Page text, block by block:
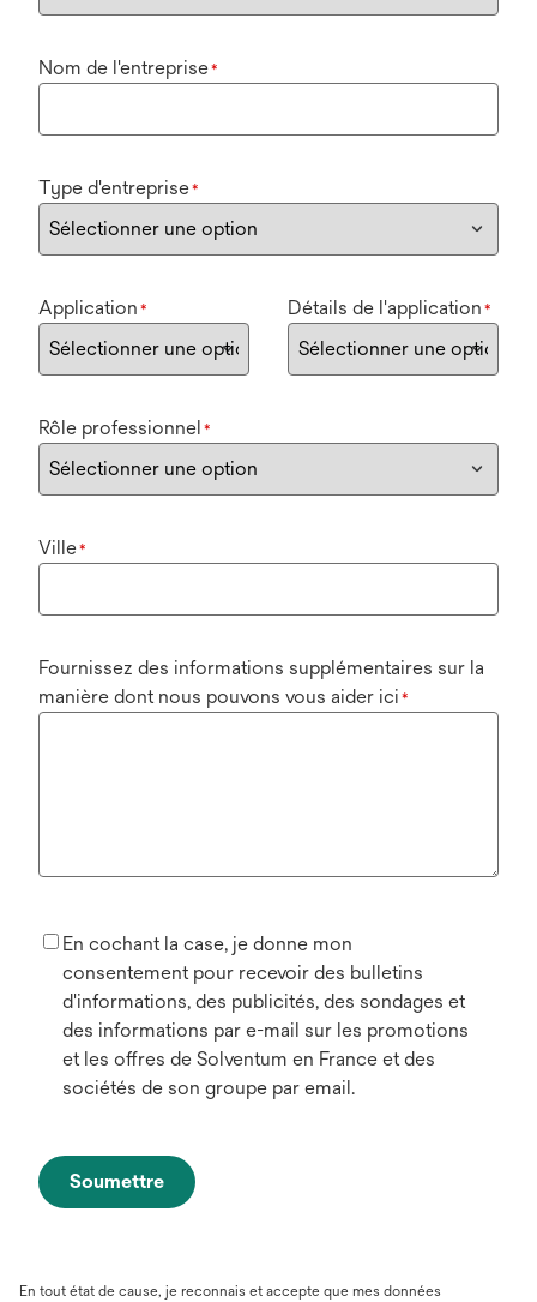
Nom de l'entreprise*
Type d'entreprise*
Application * Détails de l'application *
Rôle professionnel *
Ville*
Fournissez des informations supplémentaires sur la
manière dont nous pouvons vous aider ici *
En cochant la case, je donne mon
consentement pour recevoir des bulletins
d'informations, des publicités, des sondages et
des informations par e-mail sur les promotions
et les offres de Solventum en France et des
sociétés de son groupe par email.
Soumettre
En tout état de cause, je reconnais et accepte que mes données